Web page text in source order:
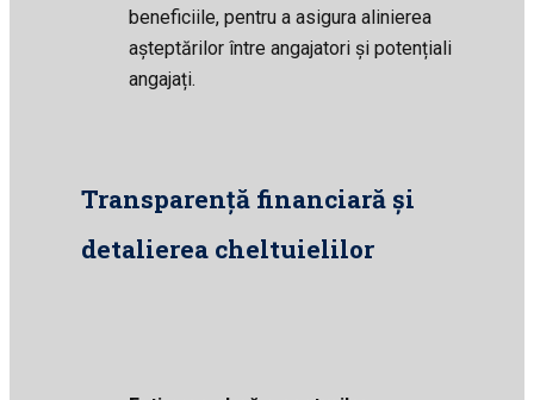
beneficiile, pentru a asigura alinierea
așteptărilor între angajatori și potențiali
angajați.
Transparență financiară și
detalierea cheltuielilor